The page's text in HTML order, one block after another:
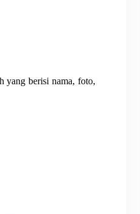
yang berisi nama, foto,